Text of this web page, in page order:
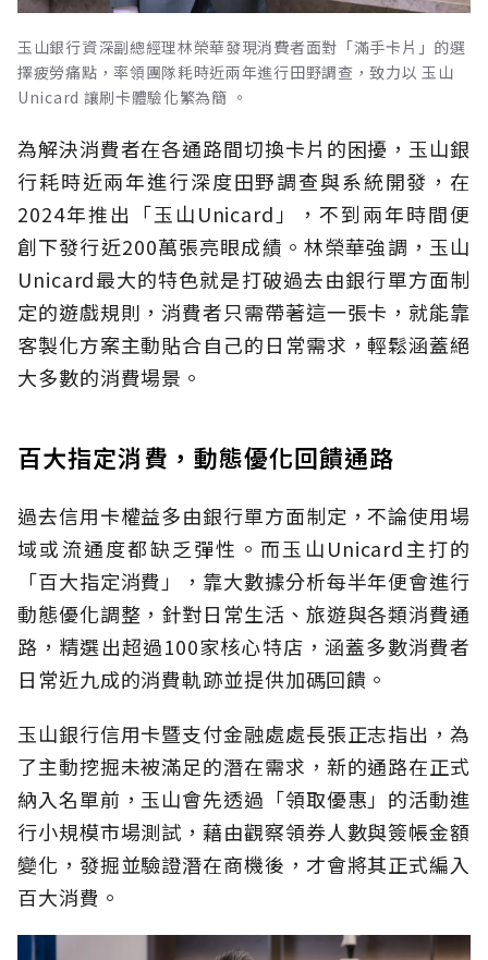
玉山銀行資深副總經理林榮華發現消費者面對「滿手卡片」的選
擇疲勞痛點，率領團隊耗時近兩年進行田野調查，致力以 玉山
Unicard 讓刷卡體驗化繁為簡 。
為解決消費者在各通路間切換卡片的困擾，玉山銀
行耗時近兩年進行深度田野調查與系統開發，在
2024年推出「玉山Unicard」，不到兩年時間便
創下發行近200萬張亮眼成績。林榮華強調，玉山
Unicard最大的特色就是打破過去由銀行單方面制
定的遊戲規則，消費者只需帶著這一張卡，就能靠
客製化方案主動貼合自己的日常需求，輕鬆涵蓋絕
大多數的消費場景。
百大指定消費，動態優化回饋通路
過去信用卡權益多由銀行單方面制定，不論使用場
域或流通度都缺乏彈性。而玉山Unicard主打的
「百大指定消費」，靠大數據分析每半年便會進行
動態優化調整，針對日常生活、旅遊與各類消費通
路，精選出超過100家核心特店，涵蓋多數消費者
日常近九成的消費軌跡並提供加碼回饋。
玉山銀行信用卡暨支付金融處處長張正志指出，為
了主動挖掘未被滿足的潛在需求，新的通路在正式
納入名單前，玉山會先透過「領取優惠」的活動進
行小規模市場測試，藉由觀察領券人數與簽帳金額
變化，發掘並驗證潛在商機後，才會將其正式編入
百大消費。